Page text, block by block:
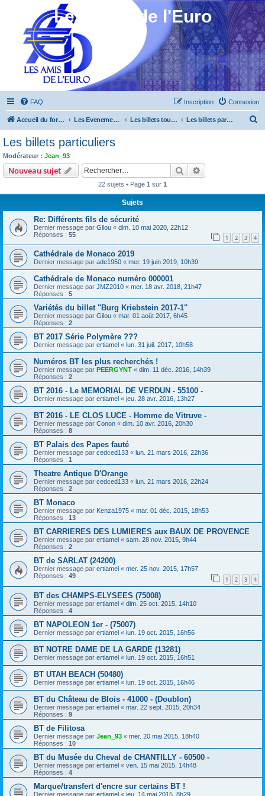
Les Amis de l'Euro
FAQ Connexion
Inscription
Accueil du forum Les Evenements ! [Ouvert au public] Les billets touristiques Les billets particuliers
e
r
Les billets particuliers
Modérateur : Jean_93
Nouveau sujet Rechercher
22 sujets • Page 1 sur 1
Sujets
Re: Différents fils de sécurité
Dernier message par Gilou « dim. 10 mai 2020, 22h12
Réponses : 55 1 2 3 4
Cathédrale de Monaco 2019
Dernier message par ade1950 « mer. 19 juin 2019, 10h39
Cathédrale de Monaco numéro 000001
Dernier message par JMZ2010 « mer. 18 avr. 2018, 21h47
Réponses : 5
Variétés du billet "Burg Kriebstein 2017-1"
Dernier message par Gilou « mar. 01 août 2017, 6h45
Réponses : 2
BT 2017 Série Polymère ???
Dernier message par ertiamel « lun. 31 juil. 2017, 10h58
Numéros BT les plus recherchés !
Dernier message par PEERGYNT « dim. 11 déc. 2016, 14h39
Réponses : 2
BT 2016 - Le MEMORIAL DE VERDUN - 55100 -
Dernier message par ertiamel « jeu. 28 avr. 2016, 13h27
BT 2016 - LE CLOS LUCE - Homme de Vitruve -
Dernier message par Conon « dim. 10 avr. 2016, 20h30
Réponses : 8
BT Palais des Papes fauté
Dernier message par cedced133 « lun. 21 mars 2016, 22h36
Réponses : 1
Theatre Antique D'Orange
Dernier message par cedced133 « lun. 21 mars 2016, 22h24
Réponses : 2
BT Monaco
Dernier message par Kenza1975 « mar. 01 déc. 2015, 18h53
Réponses : 13
BT CARRIERES DES LUMIERES aux BAUX DE PROVENCE
Dernier message par ertiamel « sam. 28 nov. 2015, 9h44
Réponses : 2
BT de SARLAT (24200)
Dernier message par ertiamel « mer. 25 nov. 2015, 17h57
Réponses : 49 1 2 3 4
BT des CHAMPS-ELYSEES (75008)
Dernier message par ertiamel « dim. 25 oct. 2015, 14h10
Réponses : 4
BT NAPOLEON 1er - (75007)
Dernier message par ertiamel « lun. 19 oct. 2015, 16h56
BT NOTRE DAME DE LA GARDE (13281)
Dernier message par ertiamel « lun. 19 oct. 2015, 16h51
BT UTAH BEACH (50480)
Dernier message par ertiamel « lun. 19 oct. 2015, 16h46
BT du Château de Blois - 41000 - (Doublon)
Dernier message par ertiamel « mar. 22 sept. 2015, 20h34
Réponses : 9
BT de Filitosa
Dernier message par Jean_93 « mer. 20 mai 2015, 18h40
Réponses : 10
BT du Musée du Cheval de CHANTILLY - 60500 -
Dernier message par ertiamel « ven. 15 mai 2015, 14h48
Réponses : 4
Marque/transfert d'encre sur certains BT !
Dernier message par ertiamel « jeu. 14 mai 2015, 8h29